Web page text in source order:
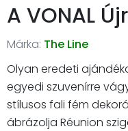
A VONAL
Márka: The Line
Olyan eredeti
egyedi szuvenírre
stílusos fali fém
ábrázolja Réunion